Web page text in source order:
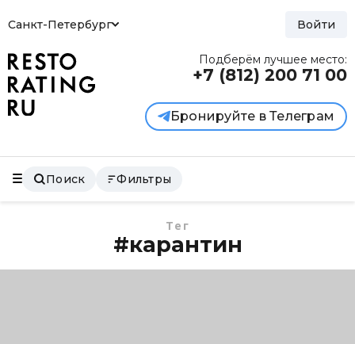
Санкт-Петербург Войти
Подберём лучшее место:
+7 (812) 200 71 00
Бронируйте в Телеграм
Поиск Фильтры
Тег
#карантин